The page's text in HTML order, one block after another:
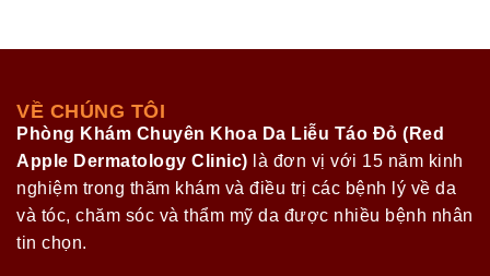
VỀ CHÚNG TÔI
Phòng Khám Chuyên Khoa Da Liễu Táo Đỏ (Red
Apple Dermatology Clinic) là đơn vị với 15 năm kinh
nghiệm trong thăm khám và điều trị các bệnh lý về da
và tóc, chăm sóc và thẩm mỹ da được nhiều bệnh nhân
tin chọn.